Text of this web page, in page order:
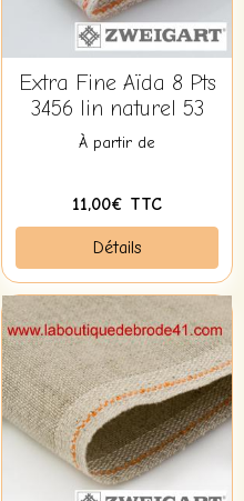
Extra Fine Aïda 8 Pts
3456 lin naturel 53
À partir de
11,00€ TTC
Détails